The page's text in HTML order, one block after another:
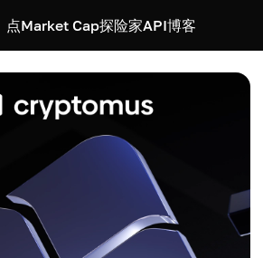
点Market Cap探险家API博客